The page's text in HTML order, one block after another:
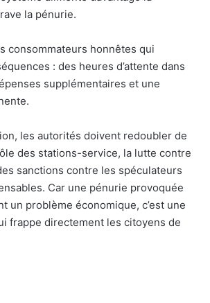
la pénurie.
consommateurs honnêtes qui
: des heures d’attente dans
supplémentaires et une
les autorités doivent redoubler de
des stations-service, la lutte contre
sanctions contre les spéculateurs
Car une pénurie provoquée
un problème économique, c’est une
frappe directement les citoyens de